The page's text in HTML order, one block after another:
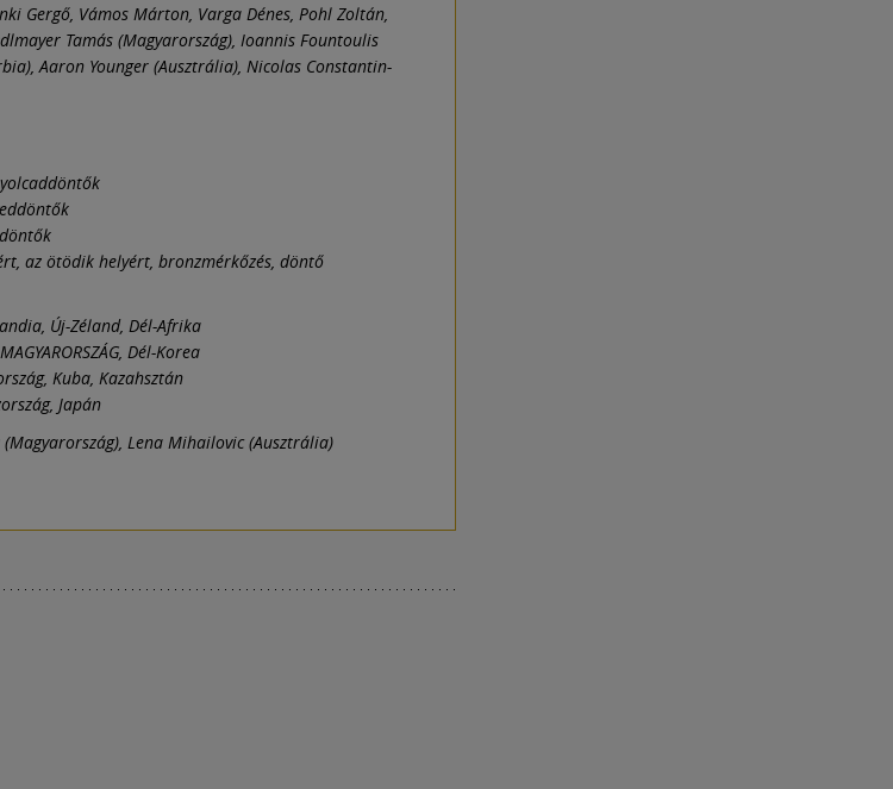
Gergő, Vámos Márton, Varga Dénes, Pohl Zoltán,
Tamás (Magyarország), Ioannis Fountoulis
Aaron Younger (Ausztrália), Nicolas Constantin-
az ötödik helyért, bronzmérkőzés, döntő
Új-Zéland, Dél-Afrika
Dél-Korea
Kuba, Kazahsztán
Japán
Lena Mihailovic (Ausztrália)